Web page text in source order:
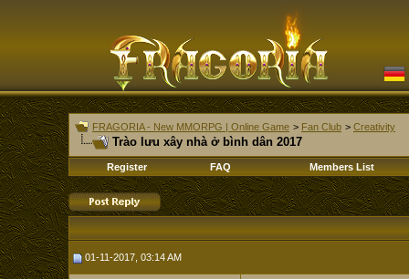
FRAGORIA - New MMORPG | Online Game > Fan Club > Creativity
Trào lưu xây nhà ở bình dân 2017
Register FAQ Members List
01-11-2017, 03:14 AM